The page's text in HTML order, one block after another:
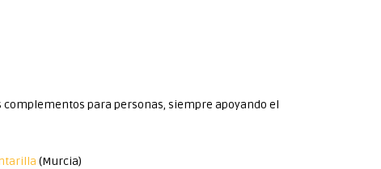
para personas, siempre apoyando el
(Murcia)